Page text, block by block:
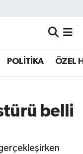
POLİTİKA ÖZEL
belli